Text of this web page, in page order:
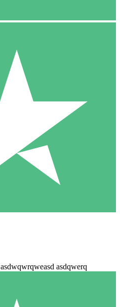
asdwqwrqweasd asdqwerq